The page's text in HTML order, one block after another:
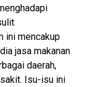
ini mencakup
jasa makanan
daerah,
Isu-isu ini